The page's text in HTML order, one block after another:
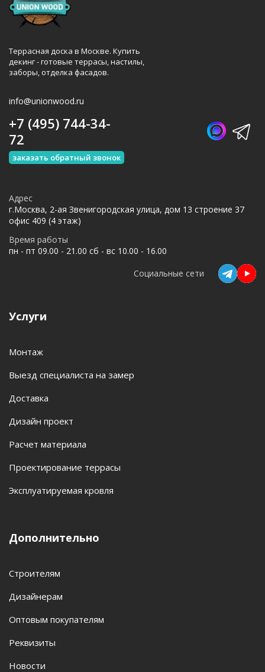
Террасная доска в Москве. Купить
декинг - готовые террасы, настилы,
заборы, отделка фасадов.
info@unionwood.ru
Услуги
Монтаж
Выезд специалиста на замер
Доставка
Дизайн проект
Расчет материала
Проектирование террасы
Эксплуатируемая кровля
Дополнительно
Строителям
Дизайнерам
Оптовым покупателям
Реквизиты
Новости
+7 (495) 744-34-
72
заказать обратный звонок
Адрес
г.Москва, 2-ая Звенигородская улица, дом 13 строение 37
офис 409 (4 этаж)
Время работы
пн - пт 09.00 - 21.00 сб - вс 10.00 - 16.00
Социальные сети